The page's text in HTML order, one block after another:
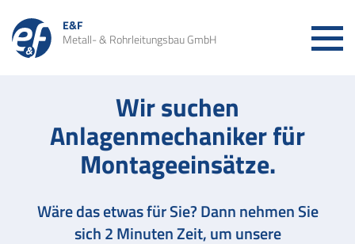
E&F
Metall- & Rohrleitungsbau GmbH
EDELSTAHL-BEHÄLTER
ARBEITNEHMERÜBERLASSUNG
Wir suchen
Anlagenmechaniker für
Montageeinsätze.
Wäre das etwas für Sie? Dann nehmen Sie
sich 2 Minuten Zeit, um unsere